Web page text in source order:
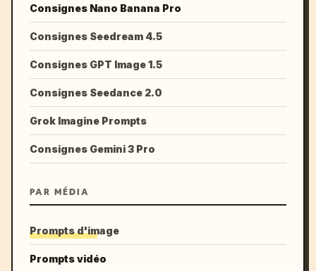
Consignes Nano Banana Pro
Consignes Seedream 4.5
Consignes GPT Image 1.5
Consignes Seedance 2.0
Grok Imagine Prompts
Consignes Gemini 3 Pro
PAR MÉDIA
Prompts d'image
Prompts vidéo